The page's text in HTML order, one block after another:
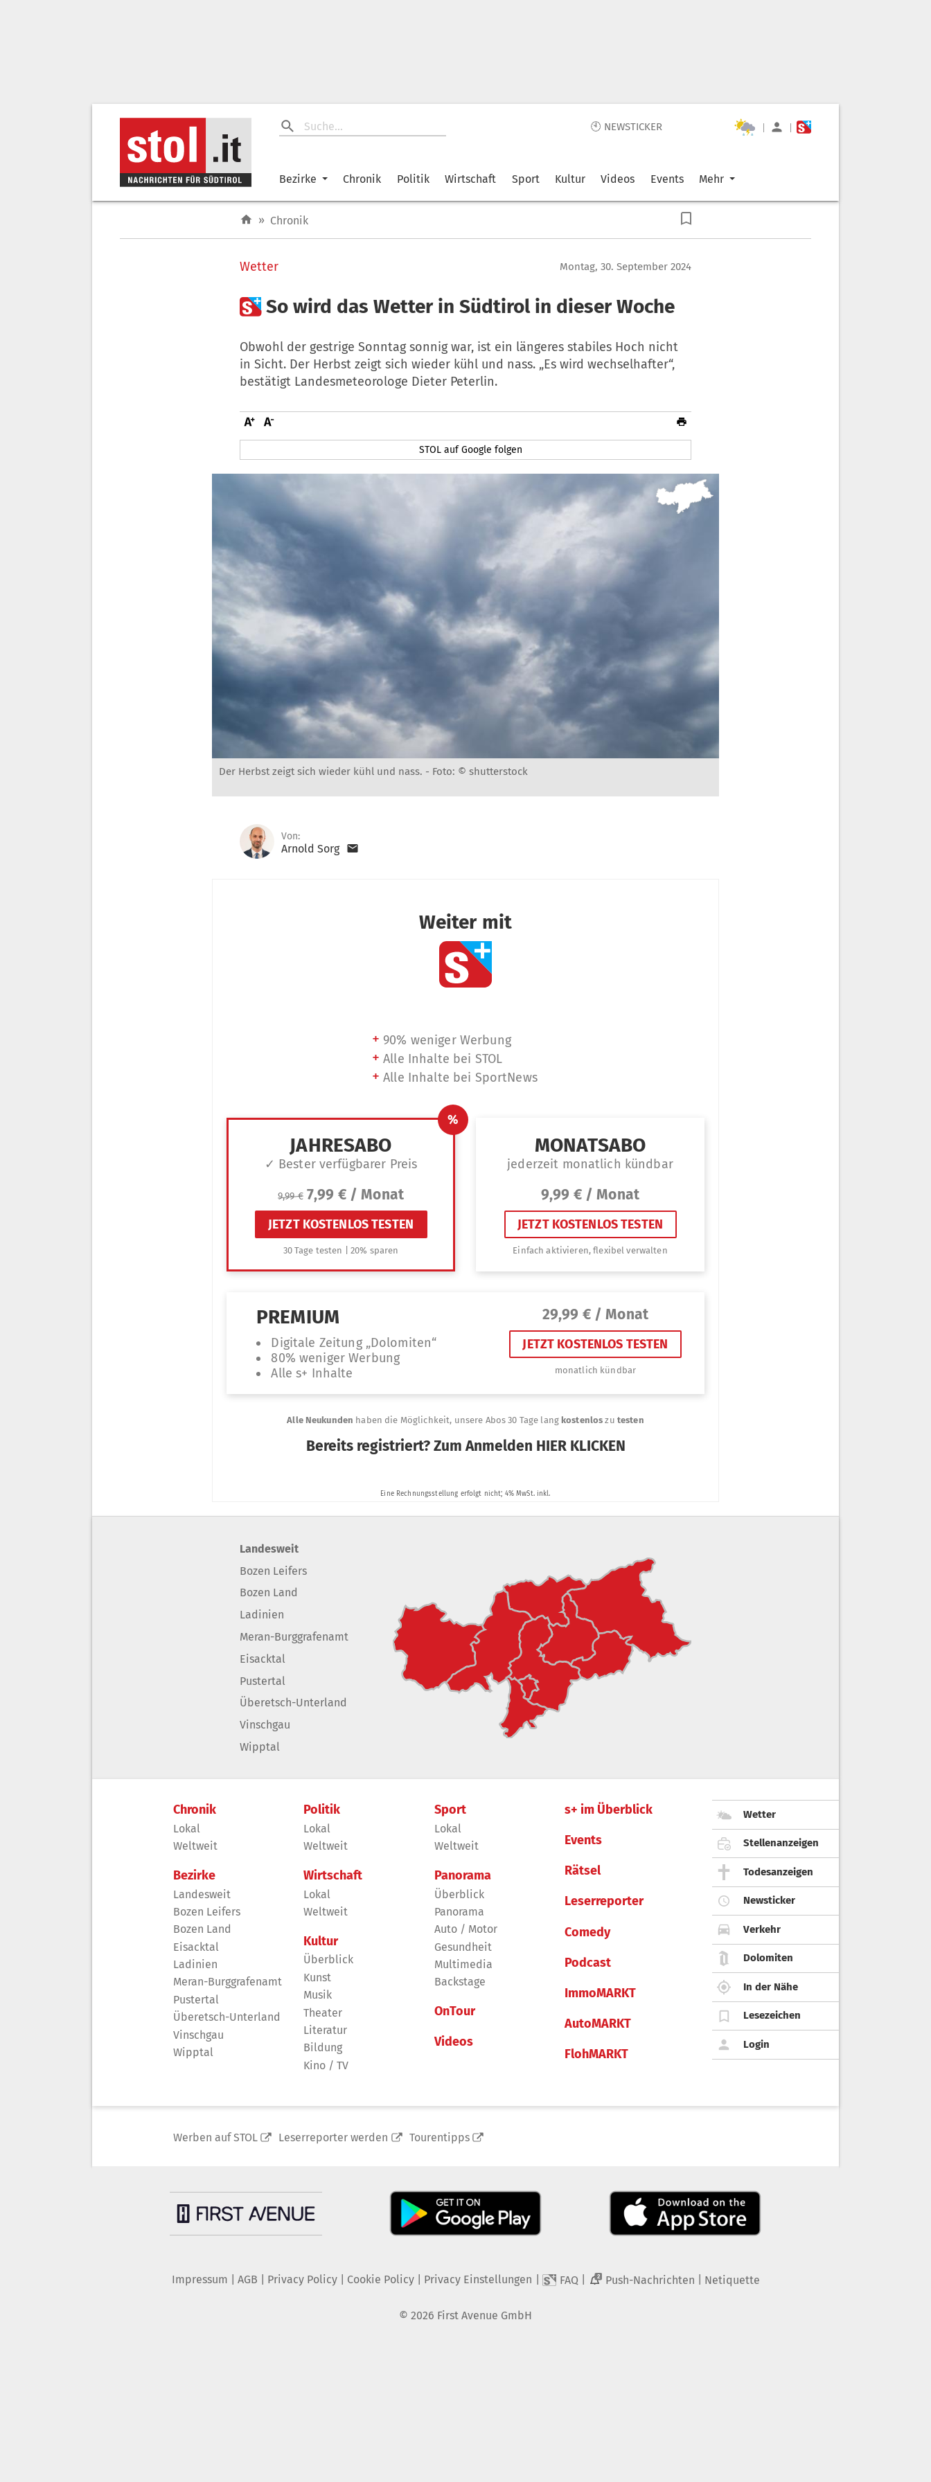
🕙 NEWSTICKER | |
Bezirke Chronik Politik Wirtschaft Sport Kultur Videos Events Mehr
» Chronik
Wetter Montag, 30. September 2024
So wird das Wetter in Südtirol in dieser Woche
Obwohl der gestrige Sonntag sonnig war, ist ein längeres stabiles Hoch nicht
in Sicht. Der Herbst zeigt sich wieder kühl und nass. „Es wird wechselhafter“,
bestätigt Landesmeteorologe Dieter Peterlin.
STOL auf Google folgen
Der Herbst zeigt sich wieder kühl und nass. - Foto: © shutterstock
Von:
Arnold Sorg
Landesweit
Bozen Leifers
Bozen Land
Ladinien
Meran-Burggrafenamt
Eisacktal
Pustertal
Überetsch-Unterland
Vinschgau
Wipptal
Chronik
Lokal
Weltweit
Bezirke
Landesweit
Bozen Leifers
Bozen Land
Eisacktal
Ladinien
Meran-Burggrafenamt
Pustertal
Überetsch-Unterland
Vinschgau
Wipptal
Politik
Lokal
Weltweit
Wirtschaft
Lokal
Weltweit
Kultur
Überblick
Kunst
Musik
Theater
Literatur
Bildung
Kino / TV
Sport
Lokal
Weltweit
Panorama
Überblick
Panorama
Auto / Motor
Gesundheit
Multimedia
Backstage
OnTour
Videos
s+ im Überblick
Events
Rätsel
Leserreporter
Comedy
Podcast
ImmoMARKT
AutoMARKT
FlohMARKT
Wetter
Stellenanzeigen
Todesanzeigen
Newsticker
Verkehr
Dolomiten
In der Nähe
Lesezeichen
Login
Werben auf STOL Leserreporter werden Tourentipps
Impressum AGB Privacy Policy| Cookie Policy| Privacy Einstellungen FAQ 2 Push-Nachrichten Netiquette
© 2026 First Avenue GmbH